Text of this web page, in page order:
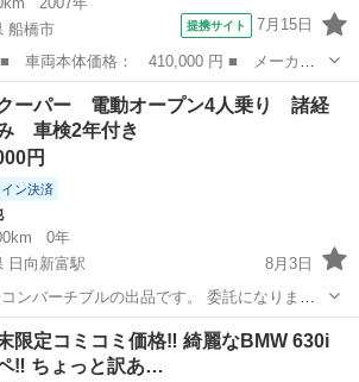
船橋市
提携サイト 7月15日
３シリーズ ■ グレード名： ３２０ｉ
ア枚数： 4D ■ ミッション： AT...
リーズ
ーパー 電動オープン4人乗り 諸経
車検2年付き
円
ン決済
0年
日向新富駅
8月3日
新富駅 その他
限定コミコミ価格‼️ 綺麗なBMW 630i
クーペ‼️ ちょっと訳あ…